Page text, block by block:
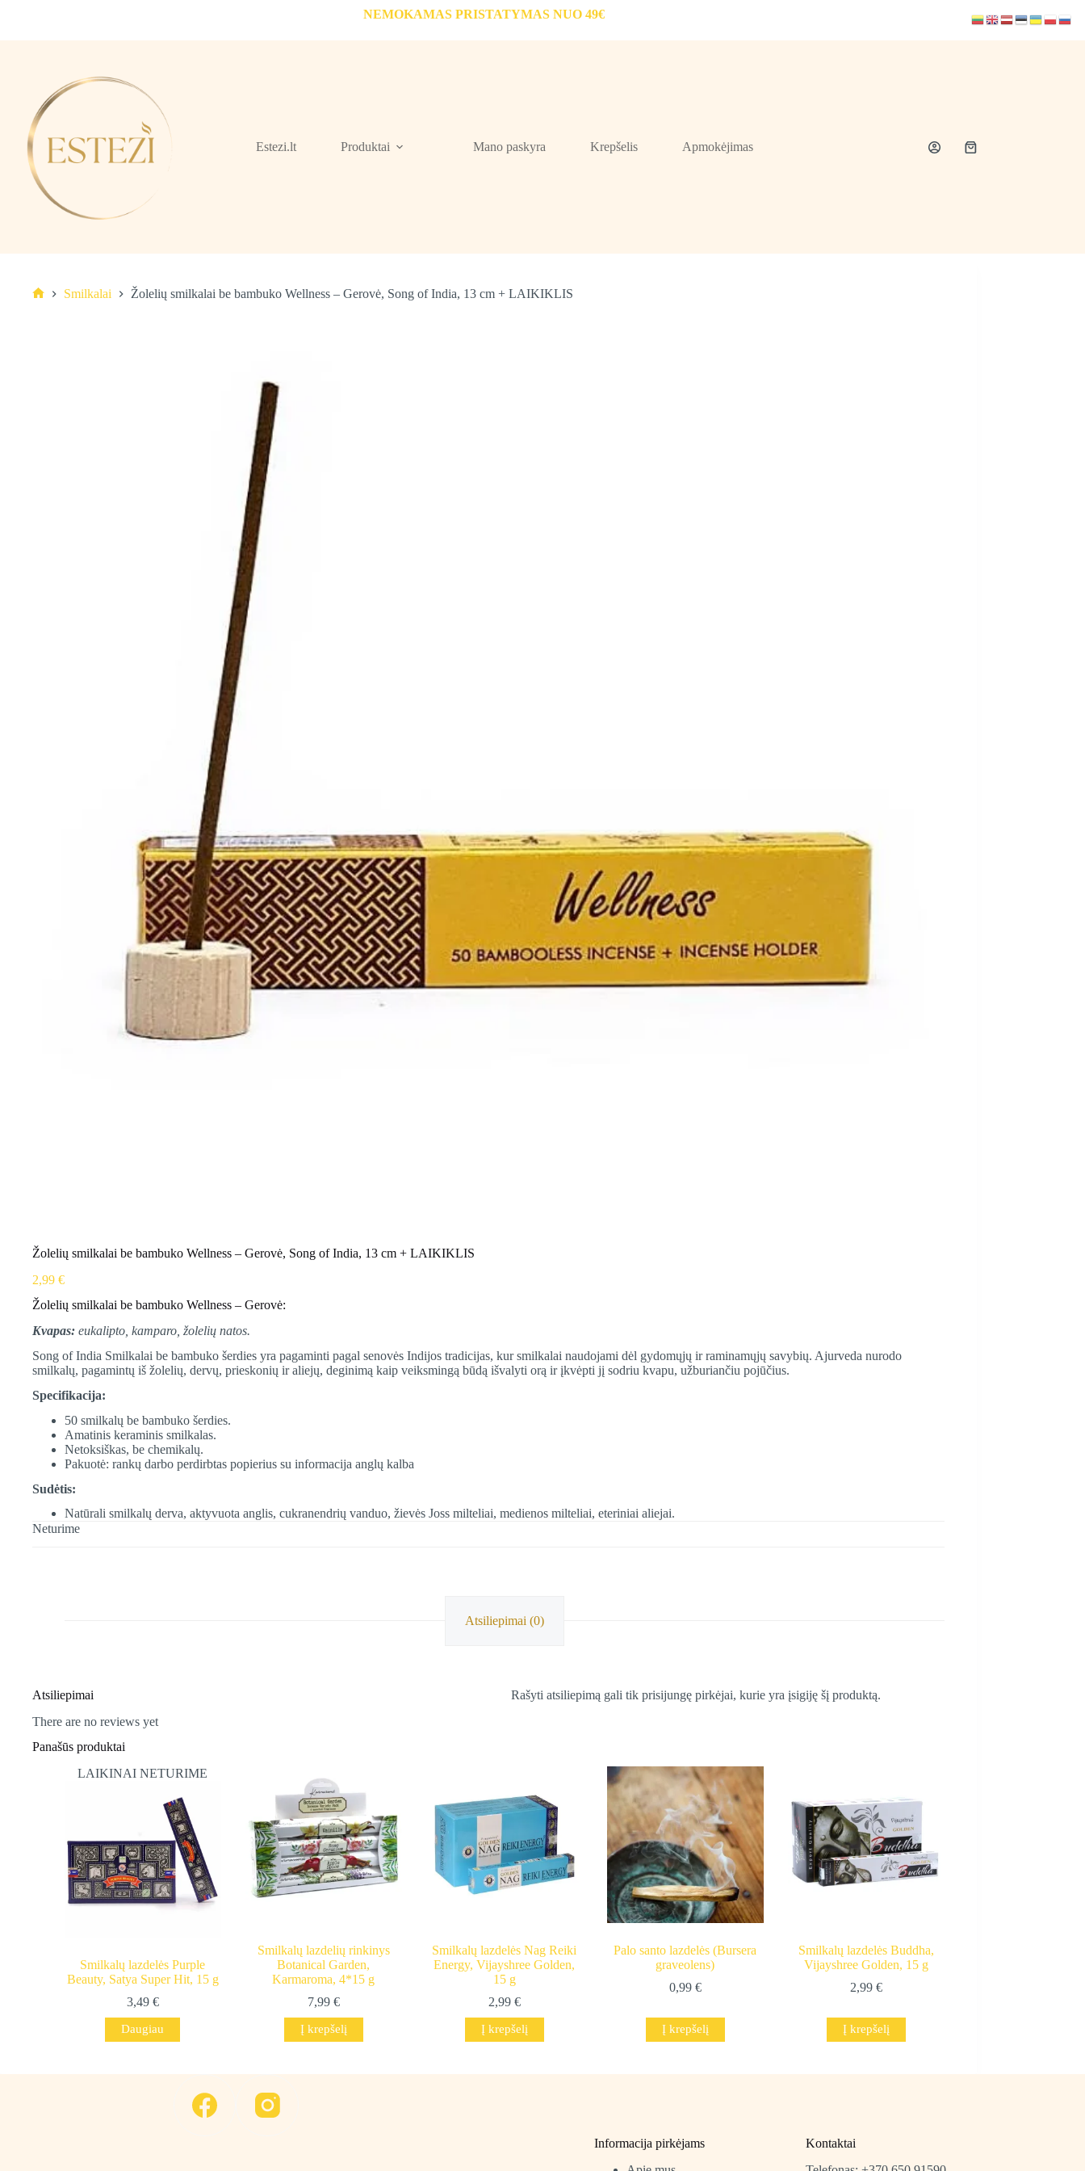
NEMOKAMAS PRISTATYMAS NUO 49€
Estezi.lt Produktai Mano paskyra Krepšelis Apmokėjimas
Shopping
Smilkalai Žolelių smilkalai be bambuko Wellness – Gerovė, Song of India, 13 cm + LAIKIKLIS
Žolelių smilkalai be bambuko Wellness – Gerovė, Song of India, 13 cm + LAIKIKLIS
2,99 €
Žolelių smilkalai be bambuko Wellness – Gerovė:
Kvapas: eukalipto, kamparo, žolelių natos.
Song of India Smilkalai be bambuko šerdies yra pagaminti pagal senovės Indijos tradicijas, kur smilkalai naudojami dėl gydomųjų ir raminamųjų savybių. Ajurveda nurodo
smilkalų, pagamintų iš žolelių, dervų, prieskonių ir aliejų, deginimą kaip veiksmingą būdą išvalyti orą ir įkvėpti jį sodriu kvapu, užburiančiu pojūčius.
Specifikacija:
50 smilkalų be bambuko šerdies.
Amatinis keraminis smilkalas.
Netoksiškas, be chemikalų.
Pakuotė: rankų darbo perdirbtas popierius su informacija anglų kalba
Sudėtis:
Natūrali smilkalų derva, aktyvuota anglis, cukranendrių vanduo, žievės Joss milteliai, medienos milteliai, eteriniai aliejai.
Neturime
Atsiliepimai (0)
Atsiliepimai
There are no reviews yet
Rašyti atsiliepimą gali tik prisijungę pirkėjai, kurie yra įsigiję šį produktą.
Panašūs produktai
LAIKINAI NETURIME
Smilkalų lazdelės Purple
Beauty, Satya Super Hit, 15 g
3,49 €
Daugiau
Smilkalų lazdelių rinkinys
Botanical Garden,
Karmaroma, 4*15 g
7,99 €
Į krepšelį
Smilkalų lazdelės Nag Reiki
Energy, Vijayshree Golden,
15 g
2,99 €
Į krepšelį
Palo santo lazdelės (Bursera
graveolens)
0,99 €
Į krepšelį
Smilkalų lazdelės Buddha,
Vijayshree Golden, 15 g
2,99 €
Į krepšelį
Informacija pirkėjams
Kontaktai